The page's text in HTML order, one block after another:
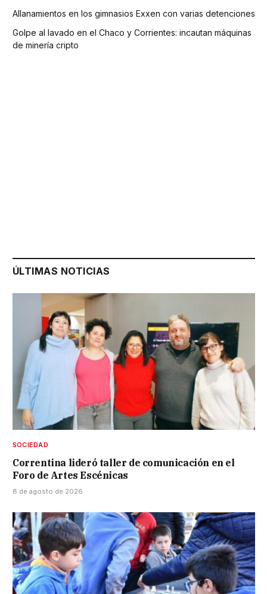
Allanamientos en los gimnasios Exxen con varias detenciones
Golpe al lavado en el Chaco y Corrientes: incautan máquinas
de minería cripto
ÚLTIMAS NOTICIAS
SOCIEDAD
Correntina lideró taller de comunicación en el
Foro de Artes Escénicas
8 de agosto de 2026